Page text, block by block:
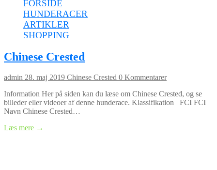
FORSIDE
HUNDERACER
ARTIKLER
SHOPPING
Chinese Crested
admin 28. maj 2019 Chinese Crested 0 Kommentarer
Information Her på siden kan du læse om Chinese Crested, og se
billeder eller videoer af denne hunderace. Klassifikation FCI FCI
Navn Chinese Crested…
Læs mere →